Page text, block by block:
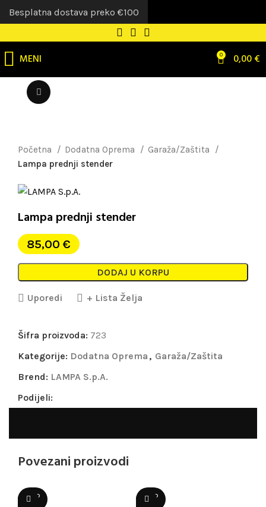
MENI 0 0,00€
Početna Dodatna Oprema
Garaža/Zaštita
Lampa prednji stender
Lampa prednji stender
85,00 €
DODAJ U KORPU
Uporedi + Lista Želja
Šifra proizvoda: 723
Kategorije: Dodatna Oprema , Garaža/Zaštita
Brend: LAMPA S.p.A.
Podijeli:
Povezani proizvodi
SOLD
OUT
SOLD
OUT
Besplatna dostava preko €100